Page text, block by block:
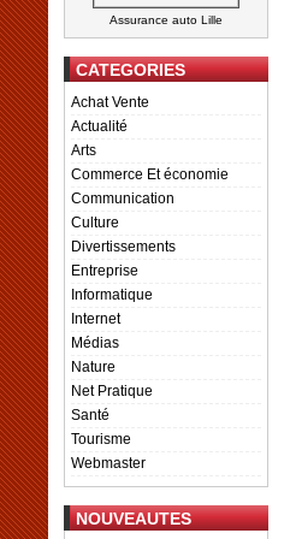
Assurance auto Lille
CATEGORIES
Achat Vente
Actualité
Arts
Commerce Et économie
Communication
Culture
Divertissements
Entreprise
Informatique
Internet
Médias
Nature
Net Pratique
Santé
Tourisme
Webmaster
NOUVEAUTES